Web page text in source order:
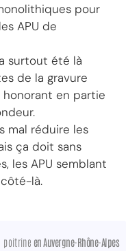
pour
APU de
surtout été là
de la gravure
en partie
mal réduire les
ça doit sans
les APU semblant
là.
poitrine en Auvergne-Rhône-Alpes